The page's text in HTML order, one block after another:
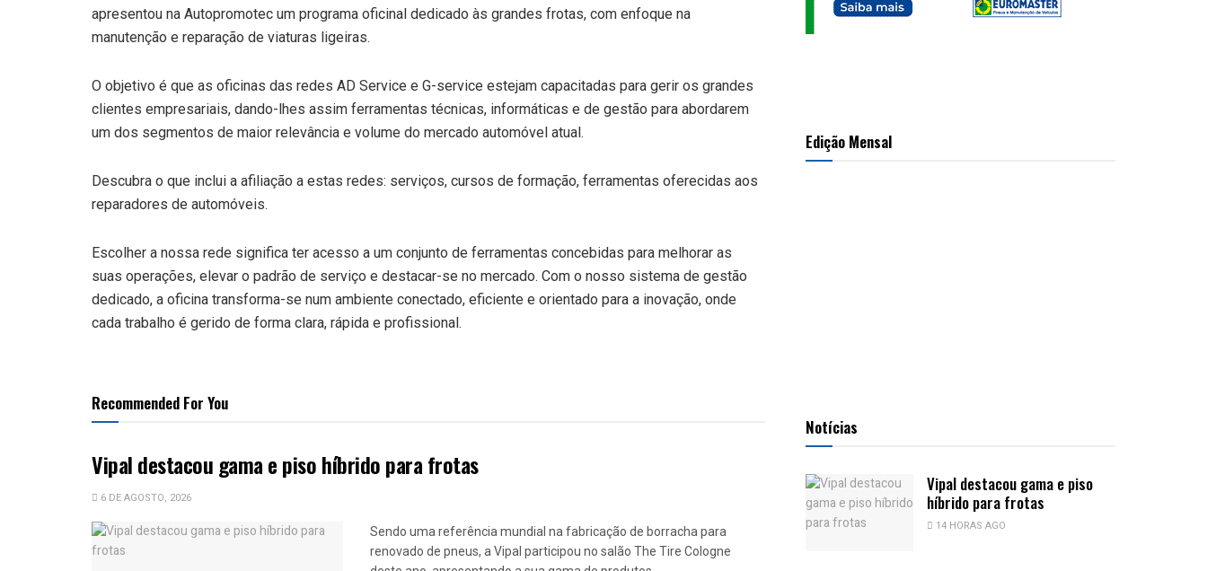
apresentou na Autopromotec um programa oficinal dedicado às grandes frotas, com enfoque na
manutenção e reparação de viaturas ligeiras.
O objetivo é que as oficinas das redes AD Service e G-service estejam capacitadas para gerir os grandes
clientes empresariais, dando-lhes assim ferramentas técnicas, informáticas e de gestão para abordarem
um dos segmentos de maior relevância e volume do mercado automóvel atual.
Descubra o que inclui a afiliação a estas redes: serviços, cursos de formação, ferramentas oferecidas aos
reparadores de automóveis.
Escolher a nossa rede significa ter acesso a um conjunto de ferramentas concebidas para melhorar as
suas operações, elevar o padrão de serviço e destacar-se no mercado. Com o nosso sistema de gestão
dedicado, a oficina transforma-se num ambiente conectado, eficiente e orientado para a inovação, onde
cada trabalho é gerido de forma clara, rápida e profissional.
Recommended For You
Vipal destacou gama e piso híbrido para frotas
6 DE AGOSTO, 2026
Sendo uma referência mundial na fabricação de borracha para
renovado de pneus, a Vipal participou no salão The Tire Cologne
Edição Mensal
Notícias
Vipal destacou gama e piso
híbrido para frotas
14 HORAS AGO